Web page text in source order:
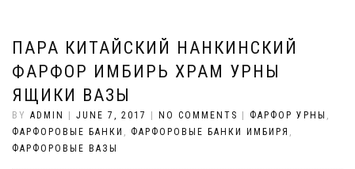
ПАРА КИТАЙСКИЙ НАНКИНСКИЙ
ФАРФОР ИМБИРЬ ХРАМ УРНЫ
ЯЩИКИ ВАЗЫ
BY ADMIN JUNE 7, 2017 NO COMMENTS ФАРФОР УРНЫ ,
ФАРФОРОВЫЕ БАНКИ , ФАРФОРОВЫЕ БАНКИ ИМБИРЯ ,
ФАРФОРОВЫЕ ВАЗЫ